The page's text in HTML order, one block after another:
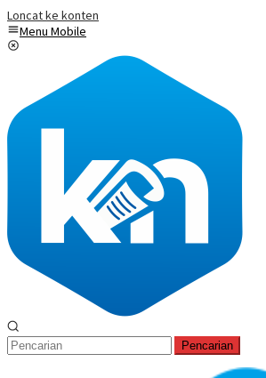
Loncat ke konten
Menu Mobile
Pencarian